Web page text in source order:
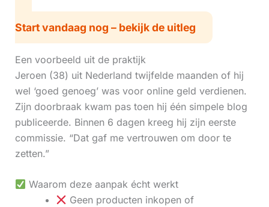
Start vandaag nog – bekijk de uitleg
Een voorbeeld uit de praktijk
Jeroen (38) uit Nederland twijfelde maanden of hij
wel ‘goed genoeg’ was voor online geld verdienen.
Zijn doorbraak kwam pas toen hij één simpele blog
publiceerde. Binnen 6 dagen kreeg hij zijn eerste
commissie. “Dat gaf me vertrouwen om door te
zetten.”
Waarom deze aanpak écht werkt
Geen producten inkopen of